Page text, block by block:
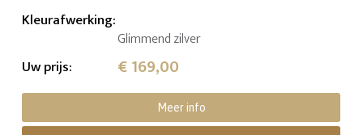
Kleurafwerking:
Glimmend zilver
Uw prijs: € 169,00
Meer info